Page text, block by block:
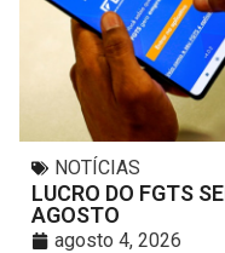
NOTÍCIAS
LUCRO DO FGTS
AGOSTO
agosto 4, 2026